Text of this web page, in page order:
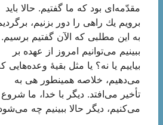
مقدّمه‌ای بود كه ما گفتیم. حالا باید
برویم یك راهی را دور بزنیم، برگردیم
به این مطلبی كه الآن گفتیم برسیم.
ببینیم می‌توانیم امروز از عهده بر
بیاییم یا نه؟ یا مثل بقیۀ وعده‌هایی كه
می‌دهیم، خلاصه همینطور هی به
تأخیر می‌افتد. دیگر با خدا، ما شروع
می‌كنیم، دیگر حالا ببینیم چه می‌شود.